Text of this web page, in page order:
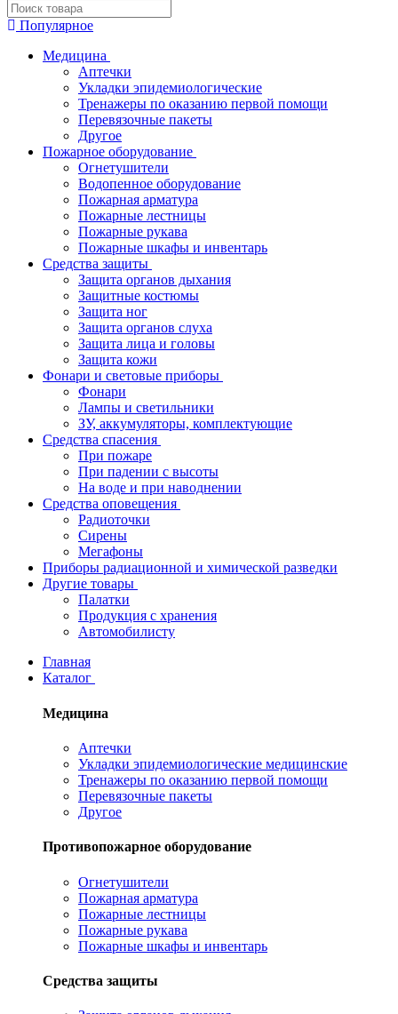
Популярное
Медицина
Аптечки
Укладки эпидемиологические
Тренажеры по оказанию первой помощи
Перевязочные пакеты
Другое
Пожарное оборудование
Огнетушители
Водопенное оборудование
Пожарная арматура
Пожарные лестницы
Пожарные рукава
Пожарные шкафы и инвентарь
Средства защиты
Защита органов дыхания
Защитные костюмы
Защита ног
Защита органов слуха
Защита лица и головы
Защита кожи
Фонари и световые приборы
Фонари
Лампы и светильники
ЗУ, аккумуляторы, комплектующие
Средства спасения
При пожаре
При падении с высоты
На воде и при наводнении
Средства оповещения
Радиоточки
Сирены
Мегафоны
Приборы радиационной и химической разведки
Другие товары
Палатки
Продукция с хранения
Автомобилисту
Главная
Каталог
Медицина
Аптечки
Укладки эпидемиологические медицинские
Тренажеры по оказанию первой помощи
Перевязочные пакеты
Другое
Противопожарное оборудование
Огнетушители
Пожарная арматура
Пожарные лестницы
Пожарные рукава
Пожарные шкафы и инвентарь
Средства защиты